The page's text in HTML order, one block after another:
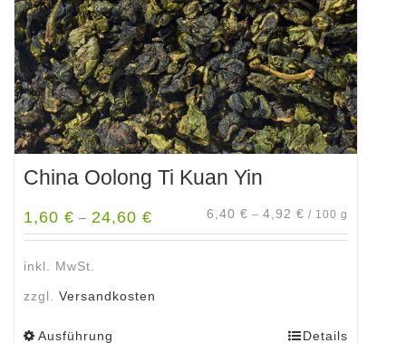
der
Produktseite
gewählt
werden
China Oolong Ti Kuan Yin
1,60 € – 24,60 € 6,40 € – 4,92 € / 100 g
inkl. MwSt.
zzgl. Versandkosten
Ausführung Details